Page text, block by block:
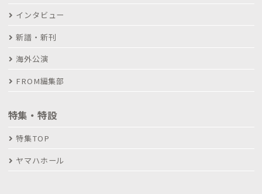
インタビュー
新譜・新刊
海外公演
FROM編集部
特集・特設
特集TOP
ヤマハホール